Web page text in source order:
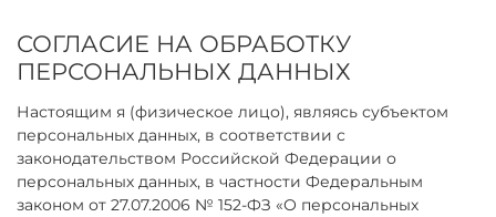
СОГЛАСИЕ НА ОБРАБОТКУ
ПЕРСОНАЛЬНЫХ ДАННЫХ
Настоящим я (физическое лицо), являясь субъектом
персональных данных, в соответствии с
законодательством Российской Федерации о
персональных данных, в частности Федеральным
законом от 27.07.2006 № 152-ФЗ «О персональных